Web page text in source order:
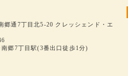
通7丁目北5-20 クレッシェンド・エ
郷7丁目駅(3番出口徒歩1分)